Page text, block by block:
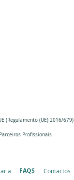
(Regulamento (UE) 2016/679)
Profissionais
FAQS Contactos